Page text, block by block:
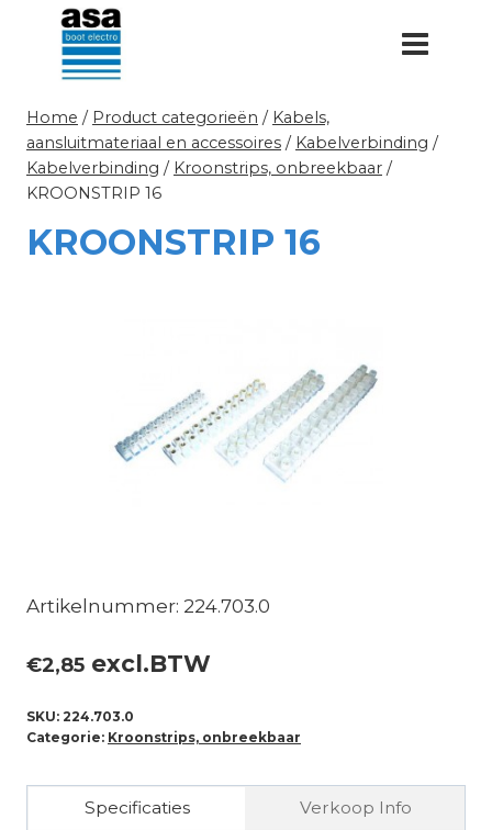
Doorgaan
inhoud
Home / Product categorieën / Kabels,
aansluitmateriaal en accessoires / Kabelverbinding /
Kabelverbinding / Kroonstrips, onbreekbaar /
KROONSTRIP 16
KROONSTRIP 16
Artikelnummer: 224.703.0
€2,85 excl.BTW
SKU: 224.703.0
Categorie: Kroonstrips, onbreekbaar
Specificaties Verkoop Info